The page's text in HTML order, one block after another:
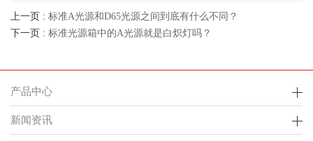
上一页 : 标准A光源和D65光源之间到底有什么不同？
下一页 : 标准光源箱中的A光源就是白炽灯吗？
产品中心
新闻资讯